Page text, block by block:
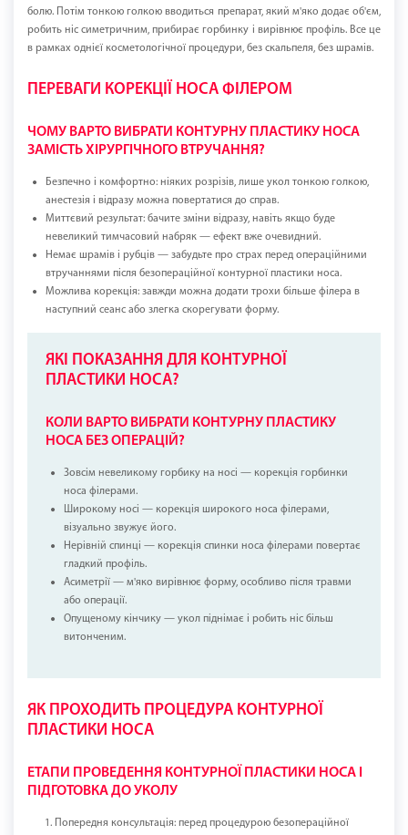
болю. Потім тонкою голкою вводиться препарат, який м'яко додає об'єм,
робить ніс симетричним, прибирає горбинку і вирівнює профіль. Все це
в рамках однієї косметологічної процедури, без скальпеля, без шрамів.
ПЕРЕВАГИ КОРЕКЦІЇ НОСА ФІЛЕРОМ
ЧОМУ ВАРТО ВИБРАТИ КОНТУРНУ ПЛАСТИКУ НОСА
ЗАМІСТЬ ХІРУРГІЧНОГО ВТРУЧАННЯ?
Безпечно і комфортно: ніяких розрізів, лише укол тонкою голкою,
анестезія і відразу можна повертатися до справ.
Миттєвий результат: бачите зміни відразу, навіть якщо буде
невеликий тимчасовий набряк — ефект вже очевидний.
Немає шрамів і рубців — забудьте про страх перед операційними
втручаннями після безопераційної контурної пластики носа.
Можлива корекція: завжди можна додати трохи більше філера в
наступний сеанс або злегка скорегувати форму.
ЯКІ ПОКАЗАННЯ ДЛЯ КОНТУРНОЇ
ПЛАСТИКИ НОСА?
КОЛИ ВАРТО ВИБРАТИ КОНТУРНУ ПЛАСТИКУ
НОСА БЕЗ ОПЕРАЦІЙ?
Зовсім невеликому горбику на носі — корекція горбинки
носа філерами.
Широкому носі — корекція широкого носа філерами,
візуально звужує його.
Нерівній спинці — корекція спинки носа філерами повертає
гладкий профіль.
Асиметрії — м'яко вирівнює форму, особливо після травми
або операції.
Опущеному кінчику — укол піднімає і робить ніс більш
витонченим.
ЯК ПРОХОДИТЬ ПРОЦЕДУРА КОНТУРНОЇ
ПЛАСТИКИ НОСА
ЕТАПИ ПРОВЕДЕННЯ КОНТУРНОЇ ПЛАСТИКИ НОСА І
ПІДГОТОВКА ДО УКОЛУ
Попередня консультація: перед процедурою безопераційної